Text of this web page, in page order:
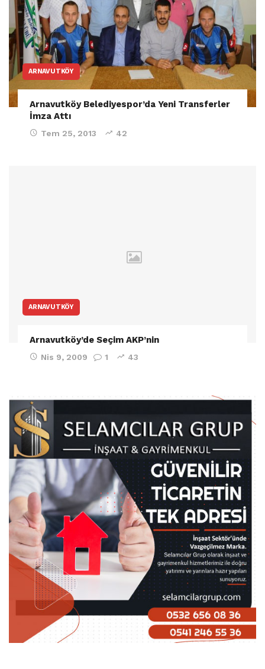
ARNAVUTKÖY
Arnavutköy Belediyespor’da Yeni Transferler
İmza Attı
Tem 25, 2013 42
ARNAVUTKÖY
Arnavutköy’de Seçim AKP’nin
Nis 9, 2009 1 43